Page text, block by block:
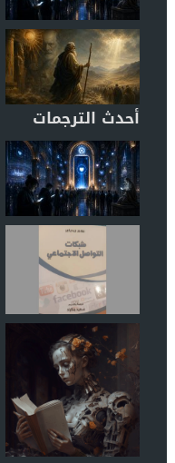
أحدث الترجمات